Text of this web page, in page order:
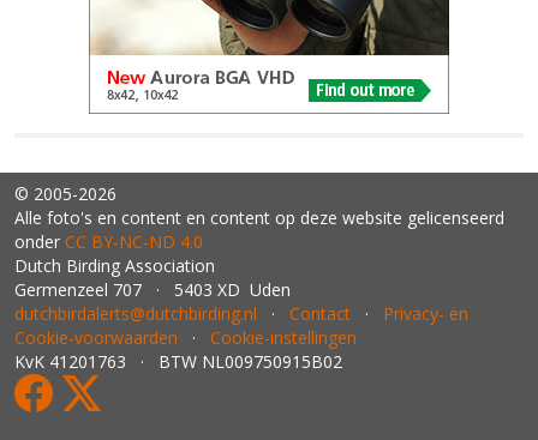
© 2005-2026
Alle foto's en content en content op deze website gelicenseerd
onder CC BY‑NC‑ND 4.0
Dutch Birding Association
Germenzeel 707 · 5403 XD Uden
dutchbirdalerts@dutchbirding.nl · Contact · Privacy- en
Cookie-voorwaarden · Cookie-instellingen
KvK 41201763 · BTW NL009750915B02